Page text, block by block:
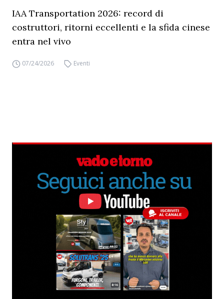
IAA Transportation 2026: record di
costruttori, ritorni eccellenti e la sfida cinese
entra nel vivo
07/24/2026 Eventi